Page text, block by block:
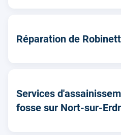
Réparation de
Services
fosse sur Nort-sur-